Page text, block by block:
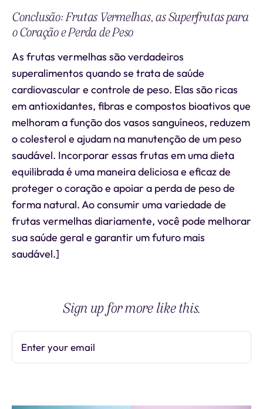
Conclusão: Frutas Vermelhas, as Superfrutas para
o Coração e Perda de Peso
As frutas vermelhas são verdadeiros
superalimentos quando se trata de saúde
cardiovascular e controle de peso. Elas são ricas
em antioxidantes, fibras e compostos bioativos que
melhoram a função dos vasos sanguíneos, reduzem
o colesterol e ajudam na manutenção de um peso
saudável. Incorporar essas frutas em uma dieta
equilibrada é uma maneira deliciosa e eficaz de
proteger o coração e apoiar a perda de peso de
forma natural. Ao consumir uma variedade de
frutas vermelhas diariamente, você pode melhorar
sua saúde geral e garantir um futuro mais
saudável.]
Sign up for more like this.
Enter your email